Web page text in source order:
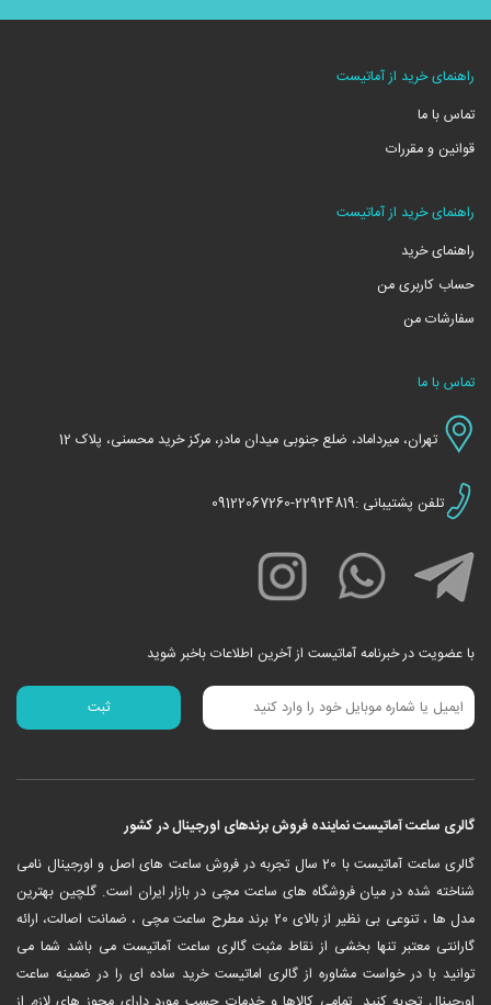
راهنمای خرید از آماتیست
تماس با ما
قوانین و مقررات
راهنمای خرید از آماتیست
راهنمای خرید
حساب کاربری من
سفارشات من
تماس با ما
تهران، میرداماد، ضلع جنوبی میدان مادر، مرکز خرید محسنی، پلاک 12
تلفن پشتیبانی :22924819-09122067260
با عضویت در خبرنامه آماتیست از آخرین اطلاعات باخبر شوید
گالری ساعت آماتیست نماینده فروش برندهای اورجینال در کشور
‎گالری ساعت آماتیست با 20 سال تجربه در فروش ساعت های اصل و اورجینال نامی
شناخته شده در میان فروشگاه های ساعت مچی در بازار ایران است. گلچین بهترین
مدل ها ، تنوعی بی نظیر از بالای 20 برند مطرح ساعت مچی ، ضمانت اصالت، ارائه
گارانتی معتبر تنها بخشی از نقاط مثبت گالری ساعت آماتیست می باشد شما می
توانید با در خواست مشاوره از گالری اماتیست خرید ساده ای را در ضمینه ساعت